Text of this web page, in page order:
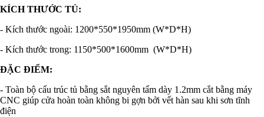
KÍCH THƯỚC TỦ:
- Kích thước ngoài: 1200*550*1950mm (W*D*H)
- Kích thước trong: 1150*500*1600mm (W*D*H)
ĐẶC ĐIỂM:
- Toàn bộ cấu trúc tủ bằng sắt nguyên tấm dày 1.2mm cắt bằng máy
CNC giúp cửa hoàn toàn không bi gợn bởi vết hàn sau khi sơn tĩnh
điện